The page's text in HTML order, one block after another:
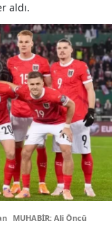
aldı.
MUHABİR: Ali Öncü